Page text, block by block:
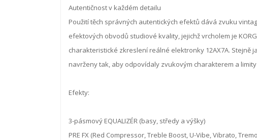
Autentičnost v každém detailu
Použití těch správných autentických efektů dává zvuku
efektových obvodů studiové kvality, jejichž vrcholem je
charakteristické zkreslení reálné elektronky 12AX7A.
navrženy tak, aby odpovídaly zvukovým charakterem a
Efekty:
3-pásmový EQUALIZÉR (basy, středy a výšky)
PRE FX (Red Compressor, Treble Boost, U-Vibe, Vibrato,